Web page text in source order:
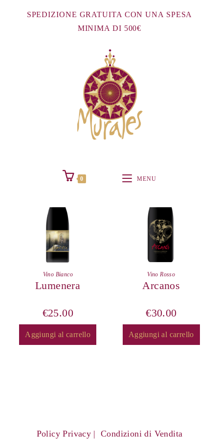
SPEDIZIONE GRATUITA CON UNA SPESA
MINIMA DI 500€
0 MENU
Vino Bianco
Lumenera
€25.00
Aggiungi al carrello
Vino Rosso
Arcanos
€30.00
Aggiungi al carrello
Policy Privacy Condizioni di Vendita